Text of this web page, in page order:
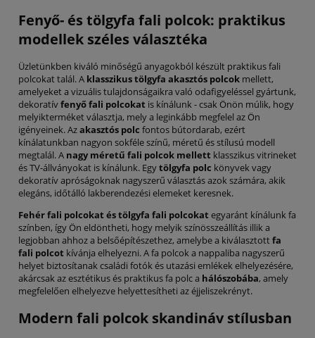
Fenyő- és tölgyfa fali polcok: praktikus
modellek széles választéka
Üzletünkben kiváló minőségű anyagokból készült praktikus fali
polcokat talál. A klasszikus tölgyfa akasztós polcok mellett,
amelyeket a vizuális tulajdonságaikra való odafigyeléssel gyártunk,
dekoratívfenyő fali polcokat is kínálunk - csak Önön múlik, hogy
melyikterméket választja, mely a leginkább megfelel az Ön
igényeinek. Azakasztós polc fontos bútordarab, ezért
kínálatunkban nagyon sokféle színű, méretű és stílusú modell
megtalál. A nagy méretű fali polcok mellett klasszikus vitrineket
és TV-állványokat is kínálunk. Egytölgyfa polc könyvek vagy
dekoratív apróságoknak nagyszerű választás azok számára, akik
elegáns, időtálló lakberendezési elemeket keresnek.
Fehér fali polcokat és tölgyfa fali polcokat egyaránt kínálunk fa
színben, így Ön eldöntheti, hogy melyik színösszeállítás illik a
legjobban ahhoz a belsőépítészethez, amelybe a kiválasztottfa
fali polcot kívánja elhelyezni. A fa polcok a nappaliba nagyszerű
helyet biztosítanak családi fotók és utazási emlékek elhelyezésére,
akárcsak az esztétikus és praktikus fa polc a hálószobába, amely
megfelelően elhelyezve helyettesítheti az éjjeliszekrényt.
Modern fali polcok skandináv stílusban